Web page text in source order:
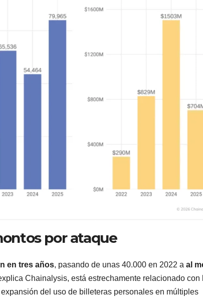
por ataque
en tres años, pasando de unas 40.000 en 2022 a al
Chainalysis, está estrechamente relacionado con
del uso de billeteras personales en múltiples